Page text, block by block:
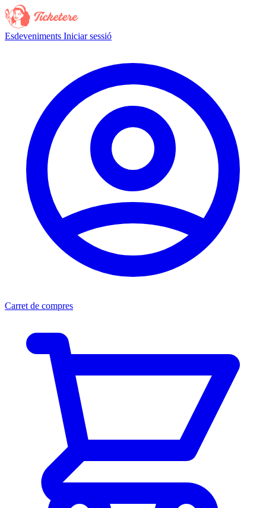
Esdeveniments Iniciar sessió
Carret de compres